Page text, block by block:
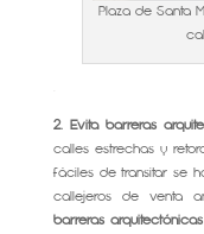
Plaza de Santa
2. Evita barreras
calles estrechas y
fáciles de transitar se
callejeros de venta
barreras